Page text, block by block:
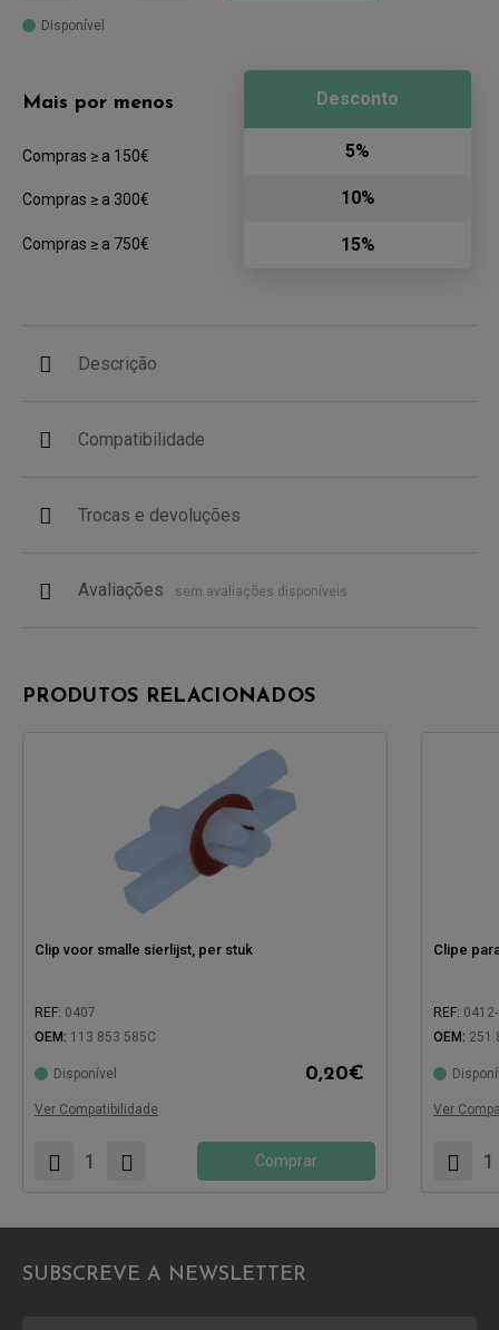
Disponível
Mais por menos
Compras ≥ a 150€
Compras ≥ a 300€
Compras ≥ a 750€
Desconto
5%
10%
15%
Descrição
Compatibilidade
Trocas e devoluções
Avaliações sem avaliações disponíveis
PRODUTOS RELACIONADOS
Clip voor smalle sierlijst, per stuk
REF: 0407
OEM: 113 853 585C
Disponível 0,20€
Ver Compatibilidade
Comprar
Clipe
REF:
OEM: 251
Ver
SUBSCREVE A NEWSLETTER